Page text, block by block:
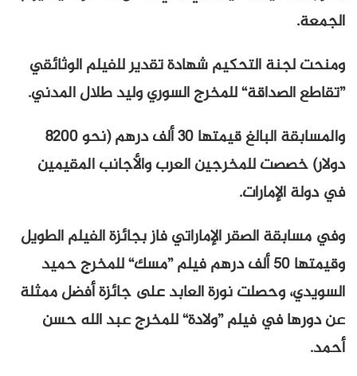
الجمعة.
ومنحت لجنة التحكيم شهادة تقدير للفيلم الوثائقي
”تقاطع الصداقة“ للمخرج السوري وليد طلال المدني.
والمسابقة البالغ قيمتها 30 ألف درهم (نحو 8200
دولار) خصصت للمخرجين العرب والأجانب المقيمين
في دولة الإمارات.
وفي مسابقة الصقر الإماراتي فاز بجائزة الفيلم الطويل
وقيمتها 50 ألف درهم فيلم ”مسك“ للمخرج حميد
السويدي، وحصلت نورة العابد على جائزة أفضل ممثلة
عن دورها في فيلم ”ولادة“ للمخرج عبد الله حسن
أحمد.